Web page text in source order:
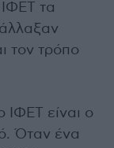
τα
τον τρόπο
ΙΦΕΤ είναι ο
Όταν ένα